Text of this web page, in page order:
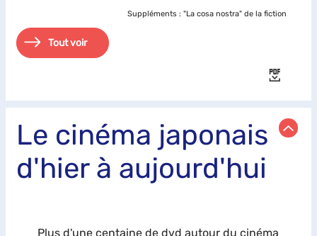
Suppléments : "La cosa nostra" de la fiction
enquête aux USA : la mafia (cette enquête
Tout voir
Le cinéma japonais
d'hier à aujourd'hui
Plus d'une centaine de dvd autour du cinéma